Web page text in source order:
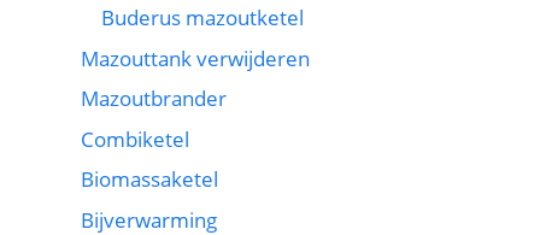
Buderus mazoutketel
Mazouttank verwijderen
Mazoutbrander
Combiketel
Biomassaketel
Bijverwarming